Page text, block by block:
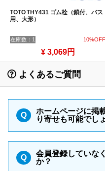
TOTO THY431 ゴム栓（鎖付、バス
用、大形）
在庫数：1 10%OFF
¥ 3,069円
よくあるご質問
Q
ホームページに掲
り寄せも可能でし
Q
会員登録していな
か？